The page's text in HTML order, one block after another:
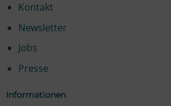
Kontakt
Newsletter
Jobs
Presse
Informationen